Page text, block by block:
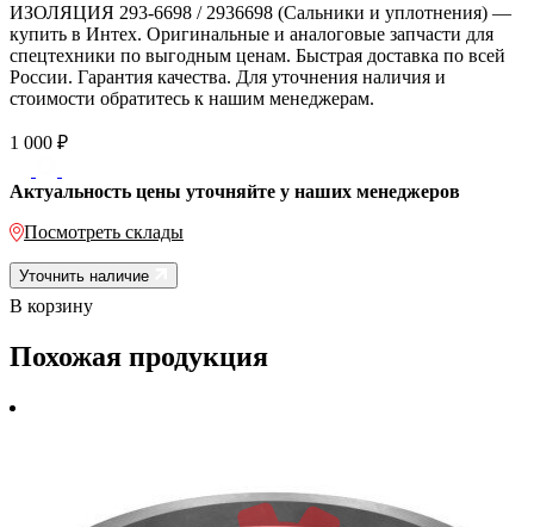
ИЗОЛЯЦИЯ 293-6698 / 2936698 (Сальники и уплотнения) —
купить в Интех. Оригинальные и аналоговые запчасти для
спецтехники по выгодным ценам. Быстрая доставка по всей
России. Гарантия качества. Для уточнения наличия и
стоимости обратитесь к нашим менеджерам.
1 000 ₽
Актуальность цены уточняйте у наших менеджеров
Посмотреть склады
Уточнить наличие
В корзину
Похожая продукция